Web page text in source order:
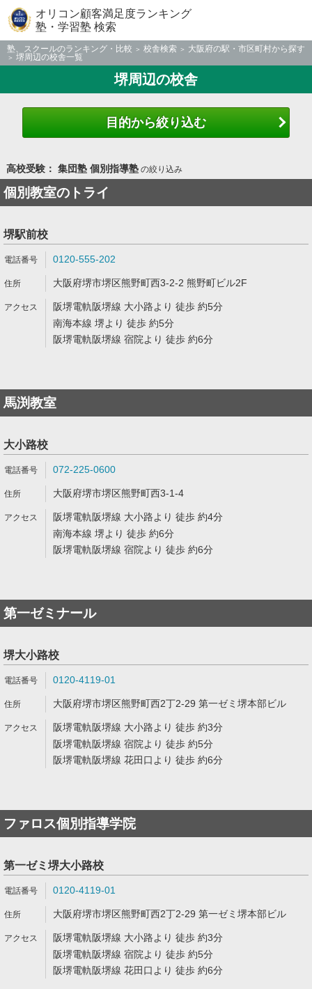
オリコン顧客満足度ランキング
塾・学習塾 検索
塾、スクールのランキング・比較 校舎検索
大阪府の駅・市区町村から探す
堺周辺の校舎一覧
堺周辺の校舎
目的から絞り込む
高校受験： 集団塾 個別指導塾の絞り込み
個別教室のトライ
堺駅前校
0120-555-202
大阪府堺市堺区熊野町西3-2-2 熊野町ビル2F
阪堺電軌阪堺線 大小路より 徒歩 約5分
南海本線 堺より 徒歩 約5分
阪堺電軌阪堺線 宿院より 徒歩 約6分
馬渕教室
大小路校
072-225-0600
大阪府堺市堺区熊野町西3-1-4
阪堺電軌阪堺線 大小路より 徒歩 約4分
南海本線 堺より 徒歩 約6分
阪堺電軌阪堺線 宿院より 徒歩 約6分
第一ゼミナール
堺大小路校
0120-4119-01
大阪府堺市堺区熊野町西2丁2-29 第一ゼミ堺本部ビル
阪堺電軌阪堺線 大小路より 徒歩 約3分
阪堺電軌阪堺線 宿院より 徒歩 約5分
阪堺電軌阪堺線 花田口より 徒歩 約6分
ファロス個別指導学院
第一ゼミ堺大小路校
0120-4119-01
大阪府堺市堺区熊野町西2丁2-29 第一ゼミ堺本部ビル
阪堺電軌阪堺線 大小路より 徒歩 約3分
阪堺電軌阪堺線 宿院より 徒歩 約5分
阪堺電軌阪堺線 花田口より 徒歩 約6分